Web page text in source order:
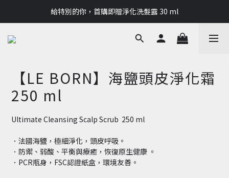
讓LE BORN成為你的夏季✨指定商品單件85折兩件8折
給特別的你，首購即贈淨化洗髮露 30 ml
讓LE BORN成為你的夏季✨指定商品單件85折兩件8折
【LE BORN】海鹽頭皮淨化霜
250 ml
Ultimate Cleansing Scalp Scrub  250 ml
．法國海鹽，極細淨化，頭皮呼吸。
．防禦、弱酸、平衡與療癒，恢復原生健康 。
．PCR瓶身，FSC認證紙盒，環境友善。